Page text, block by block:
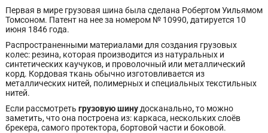
Первая в мире грузовая шина была сделана Робертом Уильямом
Томсоном. Патент на нее за номером № 10990, датируется 10
июня 1846 года.
Распространенными материалами для создания грузовых
колес: резина, которая производится из натуральных и
синтетических каучуков, и проволочный или металлический
корд. Кордовая ткань обычно изготовливается из
металлических нитей, полимерных и специальных текстильных
нитей.
Если рассмотреть грузовую шину досканально,то можно
заметить, что она построена из: каркаса, нескольких слоёв
брекера, самого протектора, бортовой части и боковой.